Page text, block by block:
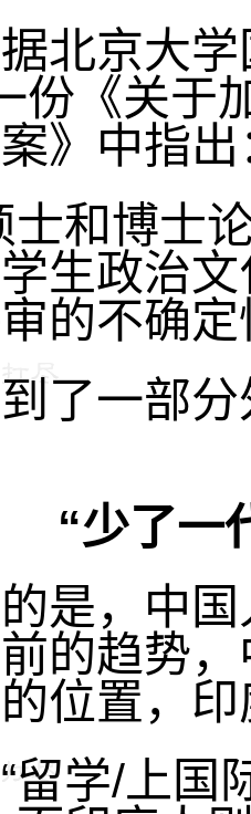
北京大
份《关于
》中指出
士和博士
生政治
的不确定
了一部
“少了一
是，中
的趋势
位置，印
留学/上国